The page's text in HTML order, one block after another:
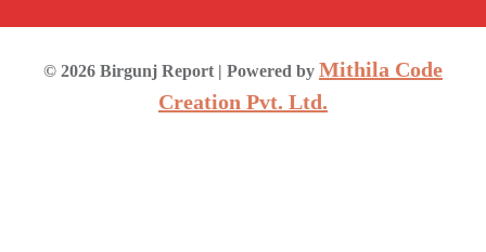
© 2026 Birgunj Report | Powered by Mithila Code
Creation Pvt. Ltd.